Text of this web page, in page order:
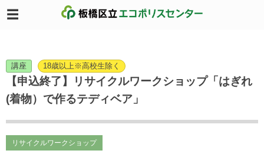
講座 18歳以上※高校生除く
【申込終了】リサイクルワークショップ「はぎれ
(着物）で作るテディベア」
リサイクルワークショップ